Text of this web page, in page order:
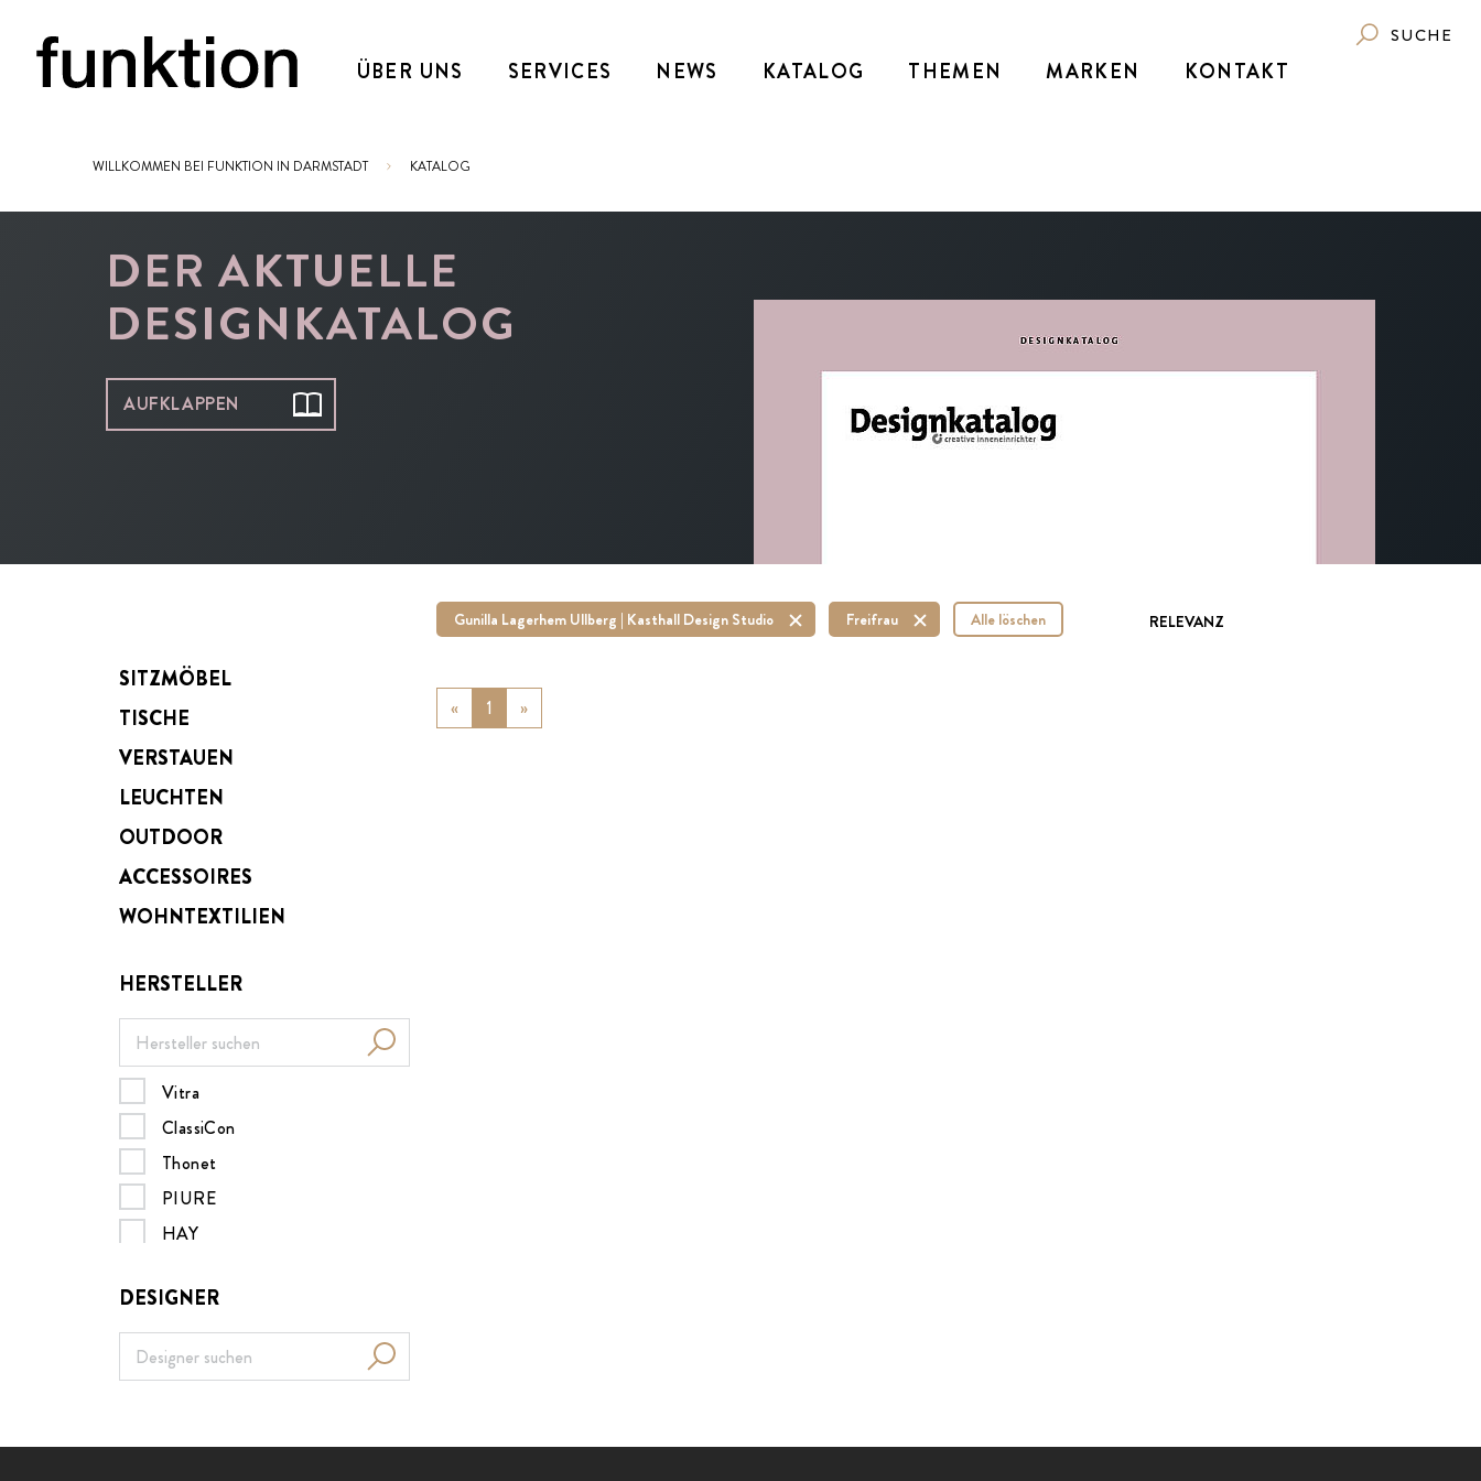
ÜBER UNS SERVICES NEWS KATALOG THEMEN MARKEN KONTAKT
SUCHE
Sie sind hier:
WILLKOMMEN BEI FUNKTION IN DARMSTADT KATALOG
DER AKTUELLE
DESIGNKATALOG
AUFKLAPPEN
SITZMÖBEL
TISCHE
VERSTAUEN
LEUCHTEN
OUTDOOR
ACCESSOIRES
WOHNTEXTILIEN
HERSTELLER
Vitra
ClassiCon
Thonet
PIURE
HAY
MDF italia
B&B Italia
Nils Holger Moormann
Menu
DESIGNER
Gunilla Lagerhem Ullberg | Kasthall Design Studio Freifrau Alle löschen RELEVANZ
« Previous
1 »